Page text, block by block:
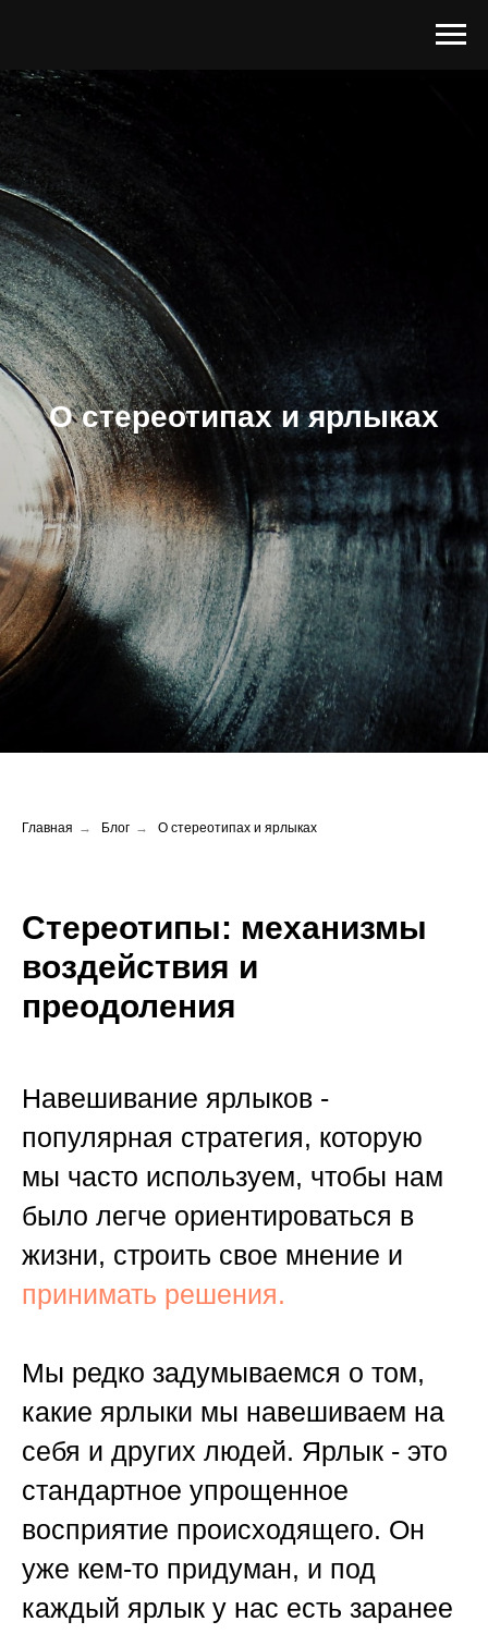
О стереотипах и ярлыках
Главная → Блог → О стереотипах и ярлыках
Стереотипы: механизмы
воздействия и
преодоления
Навешивание ярлыков -
популярная стратегия, которую
мы часто используем, чтобы нам
было легче ориентироваться в
жизни, строить свое мнение и
принимать решения.
Мы редко задумываемся о том,
какие ярлыки мы навешиваем на
себя и других людей. Ярлык - это
стандартное упрощенное
восприятие происходящего. Он
уже кем-то придуман, и под
каждый ярлык у нас есть заранее